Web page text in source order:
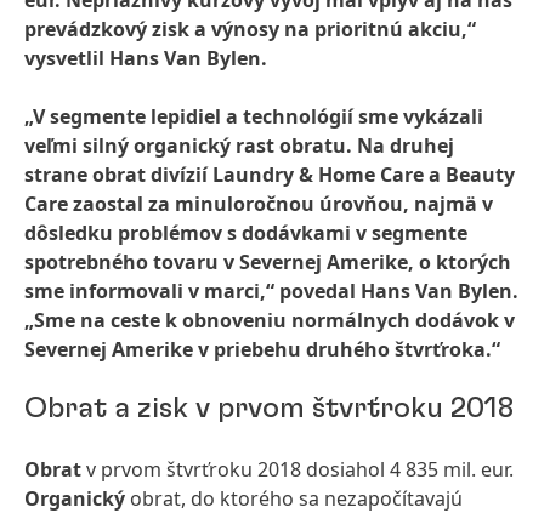
prevádzkový zisk a výnosy na prioritnú akciu,“
vysvetlil Hans Van Bylen.
„V segmente lepidiel a technológií sme vykázali
veľmi silný organický rast obratu. Na druhej
strane obrat divízií Laundry & Home Care a Beauty
Care zaostal za minuloročnou úrovňou, najmä v
dôsledku problémov s dodávkami v segmente
spotrebného tovaru v Severnej Amerike, o ktorých
sme informovali v marci,“ povedal Hans Van Bylen.
„Sme na ceste k obnoveniu normálnych dodávok v
Severnej Amerike v priebehu druhého štvrťroka.“
Obrat a zisk v prvom štvrťroku 2018
Obratv prvom štvrťroku 2018 dosiahol 4 835 mil. eur.
Organický obrat, do ktorého sa nezapočítavajú